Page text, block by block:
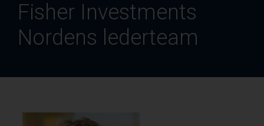
Fisher Investments
Nordens lederteam